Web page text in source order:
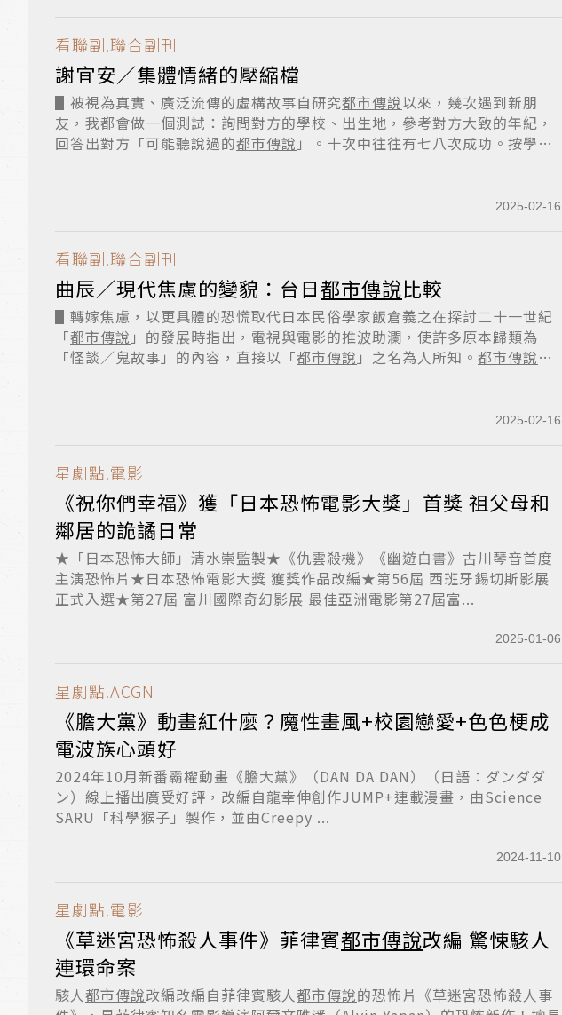
看聯副.聯合副刊
謝宜安／集體情緒的壓縮檔
▋被視為真實、廣泛流傳的虛構故事自研究都市傳說以來，幾次遇到新朋
友，我都會做一個測試：詢問對方的學校、出生地，參考對方大致的年紀，
回答出對方「可能聽說過的都市傳說 」。十次中往往有七八次成功。按學校
2025-02-16
看聯副.聯合副刊
曲辰／現代焦慮的變貌：台日都市傳說比較
▋轉嫁焦慮，以更具體的恐慌取代日本民俗學家飯倉義之在探討二十一世紀
「都市傳說 」的發展時指出，電視與電影的推波助瀾，使許多原本歸類為
「怪談／鬼故事」的內容，直接以「都市傳說 」之名為人所知。 都市傳說本
2025-02-16
星劇點.電影
《祝你們幸福》獲「日本恐怖電影大獎」首獎 祖父母和
鄰居的詭譎日常
★「日本恐怖大師」清水崇監製★《仇雲殺機》《幽遊白書》古川琴音首度
主演恐怖片★日本恐怖電影大獎 獲獎作品改編★第56屆 西班牙錫切斯影展
正式入選★第27屆 富川國際奇幻影展 最佳亞洲電影第27屆富...
2025-01-06
星劇點.ACGN
《膽大黨》動畫紅什麼？魔性畫風+校園戀愛+色色梗成
電波族心頭好
2024年10月新番霸權動畫《膽大黨》（DAN DA DAN）（日語：ダンダダ
ン）線上播出廣受好評，改編自龍幸伸創作JUMP+連載漫畫，由Science
SARU「科學猴子」製作，並由Creepy ...
2024-11-10
星劇點.電影
《草迷宮恐怖殺人事件》菲律賓都市傳說改編 驚悚駭人
連環命案
駭人都市傳說改編改編自菲律賓駭人都市傳說的恐怖片《草迷宮恐怖殺人事